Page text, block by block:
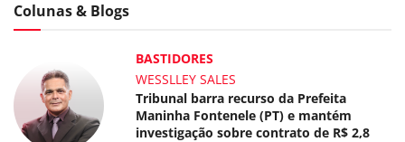
Colunas & Blogs
BASTIDORES
WESSLLEY SALES
Tribunal barra recurso da Prefeita
Maninha Fontenele (PT) e mantém
investigação sobre contrato de R$ 2,8